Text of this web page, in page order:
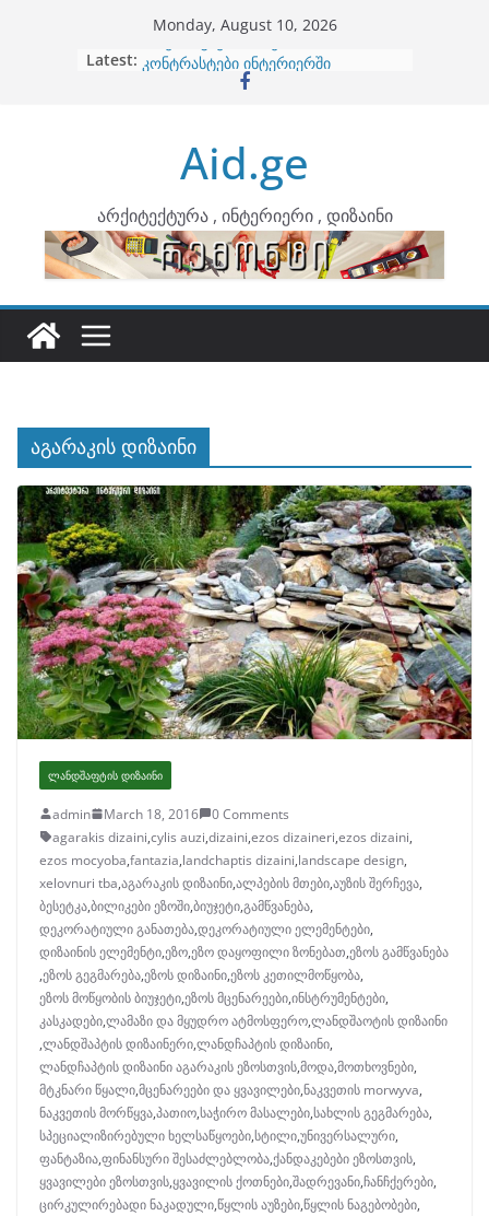
Monday, August 10, 2026
Latest: ბინების გაერთიანება
კონტრასტები ინტერიერში
ინტერიერის დიზიანი
არტემიდი წარმოგიდგენთ
Aid.ge
არქიტექტურა , ინტერიერი , დიზაინი
აგარაკის დიზაინი
ᲚᲐᲜᲓᲨᲐᲤᲢᲘᲡ ᲓᲘᲖᲐᲘᲜᲘ
admin March 18, 2016
0 Comments
agarakis dizaini,cylis auzi,dizaini,ezos dizaineri,ezos dizaini,
ezos mocyoba,fantazia,landchaptis dizaini,landscape design,
xelovnuri tba,აგარაკის დიზაინი,ალპების მთები,აუზის შერჩევა,
ბესეტკა,ბილიკები ეზოში,ბიუჯეტი,გამწვანება,
დეკორატიული განათება,დეკორატიული ელემენტები,
დიზაინის ელემენტი,ეზო,ეზო დაყოფილი ზონებათ,ეზოს გამწვანება
,ეზოს გეგმარება,ეზოს დიზაინი,ეზოს კეთილმოწყობა,
ეზოს მოწყობის ბიუჯეტი,ეზოს მცენარეები,ინსტრუმენტები,
კასკადები,ლამაზი და მყუდრო ატმოსფერო,ლანდშაოტის დიზაინი
,ლანდშაპტის დიზაინერი,ლანდჩაპტის დიზაინი,
ლანდჩაპტის დიზაინი აგარაკის ეზოსთვის,მოდა,მოთხოვნები,
მტკნარი წყალი,მცენარეები და ყვავილები,ნაკვეთის morwyva,
ნაკვეთის მორწყვა,პათიო,საჭირო მასალები,სახლის გეგმარება,
სპეციალიზირებული ხელსაწყოები,სტილი,უნივერსალური,
ფანტაზია,ფინანსური შესაძლებლობა,ქანდაკებები ეზოსთვის,
ყვავილები ეზოსთვის,ყვავილის ქოთნები,შადრევანი,ჩანჩქერები,
ცირკულირებადი ნაკადული,წყლის აუზები,წყლის ნაგებობები,